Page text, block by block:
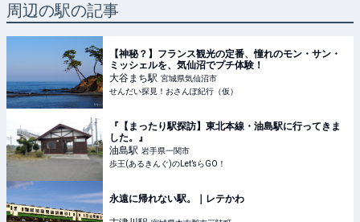
周辺の駅の記事
【神秘？】フランス観光の定番、憧れのモン・サン・
ミッシェルを、気仙沼でプチ体験！
大谷まち駅 宮城県気仙沼市
せんだい探見！おさんぽ紀行（仮）
『【まったり駅探訪】東北本線・油島駅に行ってきま
した。』
油島駅 岩手県一関市
歩王(あるきんぐ)のLet’sらGO！
永遠に帰れない駅。｜レテかわ